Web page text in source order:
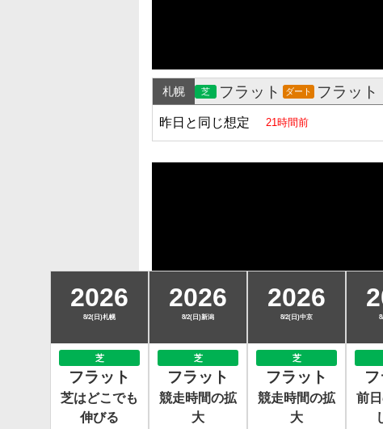
札幌 芝 フラット ダート フラット
昨日と同じ想定 21時間前
2026
8/2(日)札幌
芝
フラット
芝はどこでも
伸びる
2026
8/2(日)新潟
芝
フラット
競走時間の拡
大
2026
8/2(日)中京
芝
フラット
競走時間の拡
大
前